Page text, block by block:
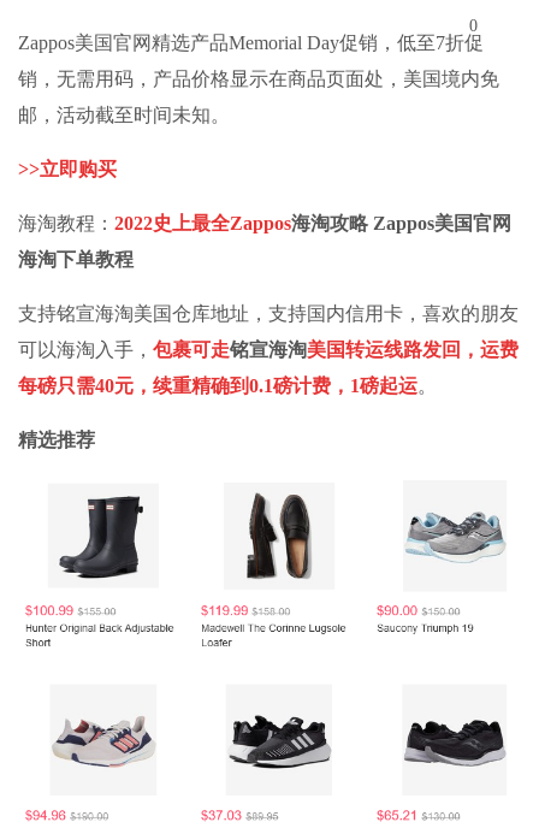
0
Zappos美国官网精选产品Memorial Day促销，低至7折促
销，无需用码，产品价格显示在商品页面处，美国境内免
邮，活动截至时间未知。
>>立即购买
海淘教程： 2022史上最全Zappos海淘攻略 Zappos美国官网
海淘下单教程
支持铭宣海淘美国仓库地址，支持国内信用卡，喜欢的朋友
可以海淘入手， 包裹可走铭宣海淘美国转运线路发回，运费
每磅只需40元，续重精确到0.1磅计费，1磅起运。
精选推荐